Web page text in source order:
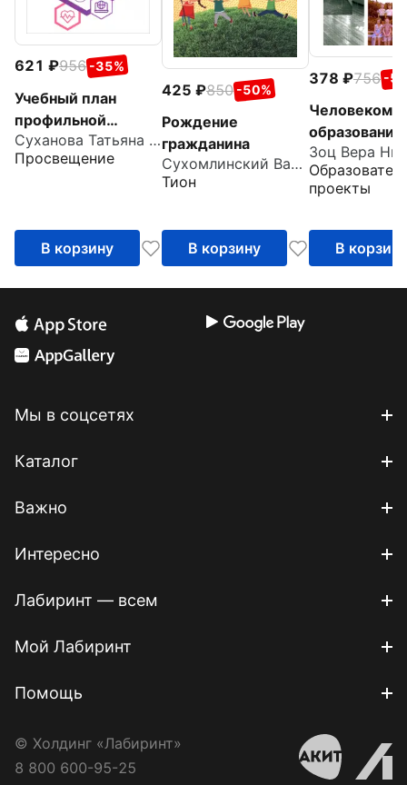
621 956 -35%
Учебный план
профильной
школы.
Проектируем
Суханова Татьяна Вдладимировна
Просвещение
В корзину
425 850 -50%
Рождение
гражданина
Сухомлинский Василий Александрович
Тион
В корзину
378 756 -
Основы
обычной
проекты
В корзину
Мы в соцсетях
Каталог
Важно
Интересно
Лабиринт — всем
Мой Лабиринт
Помощь
© Холдинг «Лабиринт»
8 800 600-95-25